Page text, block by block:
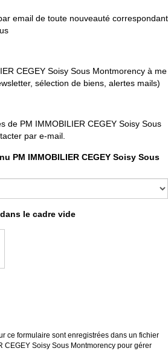
email de toute nouveauté correspondant
CEGEY Soisy Sous Montmorency à me
sélection de biens, alertes mails)
de PM IMMOBILIER CEGEY Soisy Sous
par e-mail.
PM IMMOBILIER CEGEY Soisy Sous
le cadre vide
ce formulaire sont enregistrées dans un fichier
CEGEY Soisy Sous Montmorency pour gérer